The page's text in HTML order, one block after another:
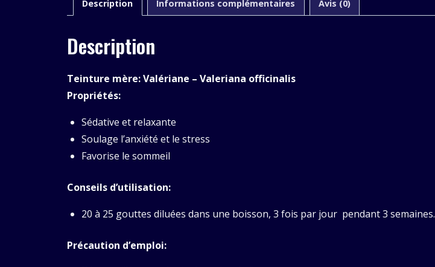
Description Informations complémentaires Avis (0)
Description
Teinture mère: Valériane – Valeriana officinalis
Propriétés:
Sédative et relaxante
Soulage l’anxiété et le stress
Favorise le sommeil
Conseils d’utilisation:
20 à 25 gouttes diluées dans une boisson, 3 fois par jour pendant 3 semaines.
Précaution d’emploi: